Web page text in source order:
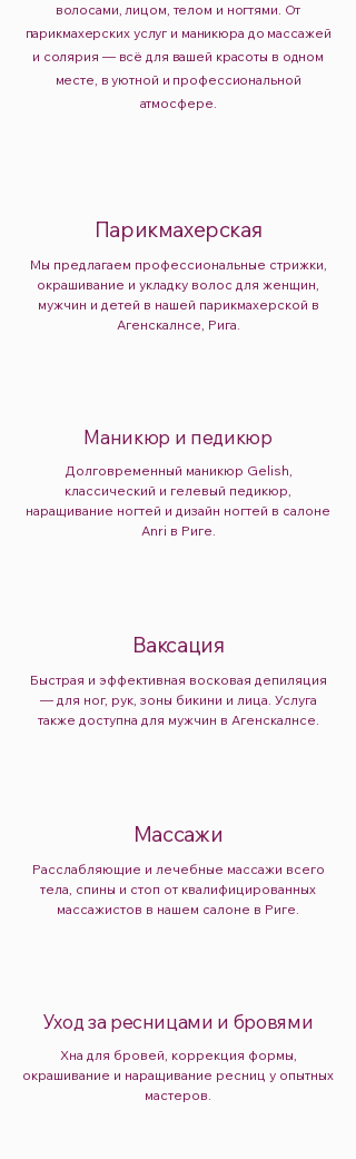
волосами, лицом, телом и ногтями. От
парикмахерских услуг и маникюра до массажей
и солярия — всё для вашей красоты в одном
месте, в уютной и профессиональной
атмосфере.
Парикмахерская
Мы предлагаем профессиональные стрижки,
окрашивание и укладку волос для женщин,
мужчин и детей в нашей парикмахерской в
Агенскалнсе, Рига.
Маникюр и педикюр
Долговременный маникюр Gelish,
классический и гелевый педикюр,
наращивание ногтей и дизайн ногтей в салоне
Anri в Риге.
Ваксация
Быстрая и эффективная восковая депиляция
— для ног, рук, зоны бикини и лица. Услуга
также доступна для мужчин в Агенскалнсе.
Массажи
Расслабляющие и лечебные массажи всего
тела, спины и стоп от квалифицированных
массажистов в нашем салоне в Риге.
Уход за ресницами и бровями
Хна для бровей, коррекция формы,
окрашивание и наращивание ресниц у опытных
мастеров.